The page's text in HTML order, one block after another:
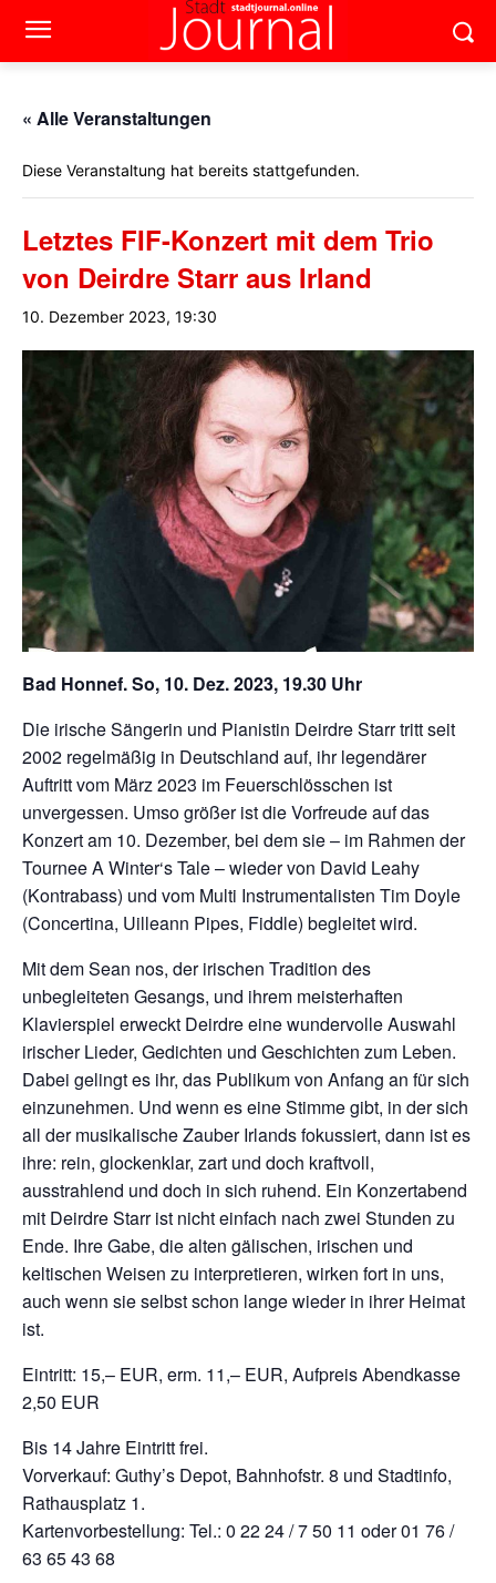
« Alle Veranstaltungen
Diese Veranstaltung hat bereits stattgefunden.
Letztes FIF-Konzert mit dem Trio
von Deirdre Starr aus Irland
10. Dezember 2023, 19:30
Bad Honnef. So, 10. Dez. 2023, 19.30 Uhr
Die irische Sängerin und Pianistin Deirdre Starr tritt seit
2002 regelmäßig in Deutschland auf, ihr legendärer
Auftritt vom März 2023 im Feuerschlösschen ist
unvergessen. Umso größer ist die Vorfreude auf das
Konzert am 10. Dezember, bei dem sie – im Rahmen der
Tournee A Winter‘s Tale – wieder von David Leahy
(Kontrabass) und vom Multi Instrumentalisten Tim Doyle
(Concertina, Uilleann Pipes, Fiddle) begleitet wird.
Mit dem Sean nos, der irischen Tradition des
unbegleiteten Gesangs, und ihrem meisterhaften
Klavierspiel erweckt Deirdre eine wundervolle Auswahl
irischer Lieder, Gedichten und Geschichten zum Leben.
Dabei gelingt es ihr, das Publikum von Anfang an für sich
einzunehmen. Und wenn es eine Stimme gibt, in der sich
all der musikalische Zauber Irlands fokussiert, dann ist es
ihre: rein, glockenklar, zart und doch kraftvoll,
ausstrahlend und doch in sich ruhend. Ein Konzertabend
mit Deirdre Starr ist nicht einfach nach zwei Stunden zu
Ende. Ihre Gabe, die alten gälischen, irischen und
keltischen Weisen zu interpretieren, wirken fort in uns,
auch wenn sie selbst schon lange wieder in ihrer Heimat
ist.
Eintritt: 15,– EUR, erm. 11,– EUR, Aufpreis Abendkasse
2,50 EUR
Bis 14 Jahre Eintritt frei.
Vorverkauf: Guthy’s Depot, Bahnhofstr. 8 und Stadtinfo,
Rathausplatz 1.
Kartenvorbestellung: Tel.: 0 22 24 / 7 50 11 oder 01 76 /
63 65 43 68